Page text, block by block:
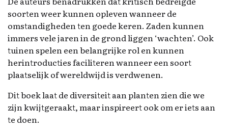
soorten weer kunnen opleven wanneer de
omstandigheden ten goede keren. Zaden kunnen
immers vele jaren in de grond liggen ‘wachten’. Ook
tuinen spelen een belangrijke rol en kunnen
herintroducties faciliteren wanneer een soort
plaatselijk of wereldwijd is verdwenen.
Dit boek laat de diversiteit aan planten zien die we
zijn kwijtgeraakt, maar inspireert ook om er iets aan
te doen.